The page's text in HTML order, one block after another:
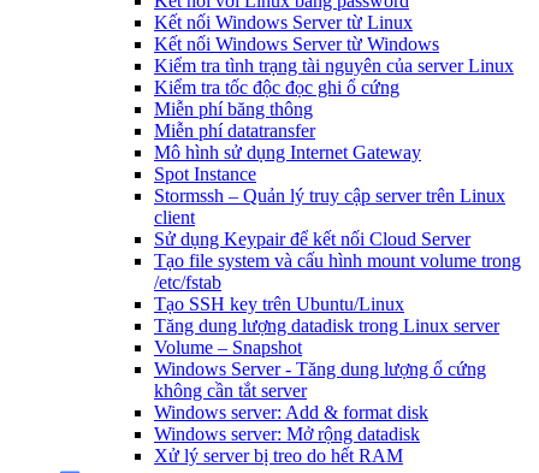
Kết nối Windows Server từ Linux
Kết nối Windows Server từ Windows
Kiểm tra tình trạng tài nguyên của server Linux
Kiểm tra tốc độc đọc ghi ổ cứng
Miễn phí băng thông
Miễn phí datatransfer
Mô hình sử dụng Internet Gateway
Spot Instance
Stormssh – Quản lý truy cập server trên Linux
client
Sử dụng Keypair để kết nối Cloud Server
Tạo file system và cấu hình mount volume trong
/etc/fstab
Tạo SSH key trên Ubuntu/Linux
Tăng dung lượng datadisk trong Linux server
Volume – Snapshot
Windows Server - Tăng dung lượng ổ cứng
không cần tắt server
Windows server: Add & format disk
Windows server: Mở rộng datadisk
Xử lý server bị treo do hết RAM